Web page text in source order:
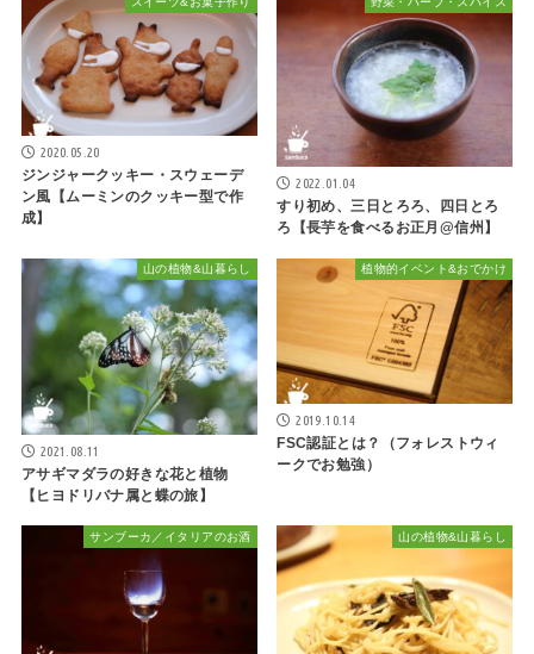
2020.05.20
ジンジャークッキー・スウェーデ
ン風【ムーミンのクッキー型で作
成】
2022.01.04
すり初め、三日とろろ、四日とろ
ろ【長芋を食べるお正月@信州】
山の植物&山暮らし
2021.08.11
アサギマダラの好きな花と植物
【ヒヨドリバナ属と蝶の旅】
植物的イベント&おでかけ
2019.10.14
FSC認証とは？（フォレストウィ
ークでお勉強）
サンブーカ／イタリアのお酒 山の植物&山暮らし